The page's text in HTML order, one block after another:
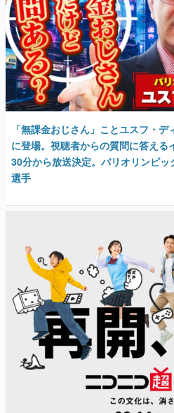
「無課金おじさん」ことユスフ・
に登場。視聴者からの質問に答え
30分から放送決定。パリオリンピ
選手